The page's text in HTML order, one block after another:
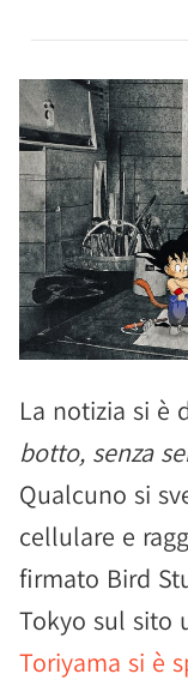
La notizia si è
botto, senza
Qualcuno si
cellulare e
firmato Bird
Tokyo sul sito
Toriyama si è